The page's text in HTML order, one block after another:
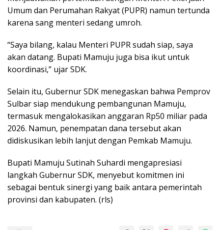
Umum dan Perumahan Rakyat (PUPR) namun tertunda
karena sang menteri sedang umroh.
“Saya bilang, kalau Menteri PUPR sudah siap, saya
akan datang. Bupati Mamuju juga bisa ikut untuk
koordinasi,” ujar SDK.
Selain itu, Gubernur SDK menegaskan bahwa Pemprov
Sulbar siap mendukung pembangunan Mamuju,
termasuk mengalokasikan anggaran Rp50 miliar pada
2026. Namun, penempatan dana tersebut akan
didiskusikan lebih lanjut dengan Pemkab Mamuju.
Bupati Mamuju Sutinah Suhardi mengapresiasi
langkah Gubernur SDK, menyebut komitmen ini
sebagai bentuk sinergi yang baik antara pemerintah
provinsi dan kabupaten. (rls)